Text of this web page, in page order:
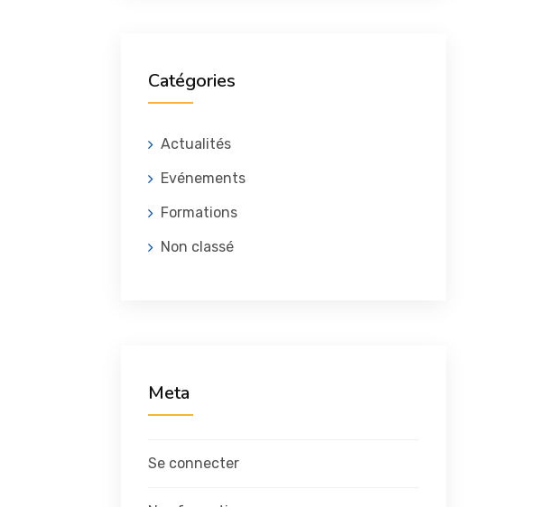
Catégories
Actualités
Evénements
Formations
Non classé
Meta
Se connecter